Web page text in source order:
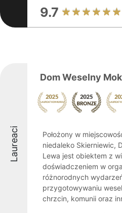
9.7
Laureaci
Dom Weselny
Położony w
niedaleko Skierniewic,
Lewa jest obiektem z
doświadczeniem w
różnorodnych
przygotowywaniu
chrzcin, komunii oraz